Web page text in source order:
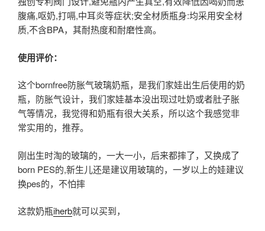
腹痛,呕奶,打嗝,中耳炎等症状;安全材质瓶身:均采用安全材
质,不含BPA，其耐热度和耐磨性高。
使用评价：
这个bornfree防胀气玻璃奶瓶，是我们家娃出生后使用的奶
瓶，防胀气设计，我们家娃基本没出现过吐奶或者肚子胀
气等情况，我觉得和奶瓶有很大关系，所以这个我感觉非
常实用的，推荐。
刚出生时淘的玻璃的，一大一小，后来都摔了，又换成了
born PES的,新生儿还是建议用玻璃的，一岁以上的娃建议
换pes的，不怕摔
这款奶瓶iherb就可以买到，